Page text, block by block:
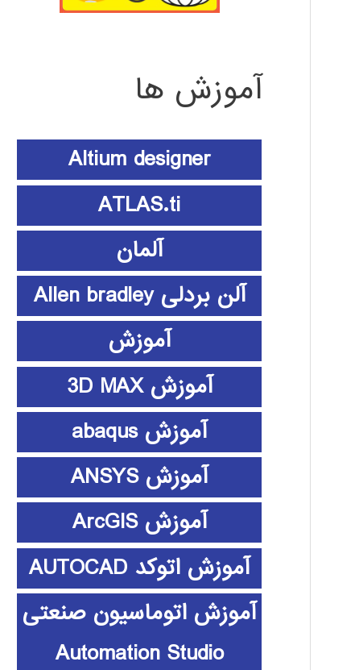
آموزش ها
Altium designer
ATLAS.ti
آلمان
آلن بردلی Allen bradley
آموزش
آموزش 3D MAX
آموزش abaqus
آموزش ANSYS
آموزش ArcGIS
آموزش اتوکد AUTOCAD
آموزش اتوماسیون صنعتی
Automation Studio